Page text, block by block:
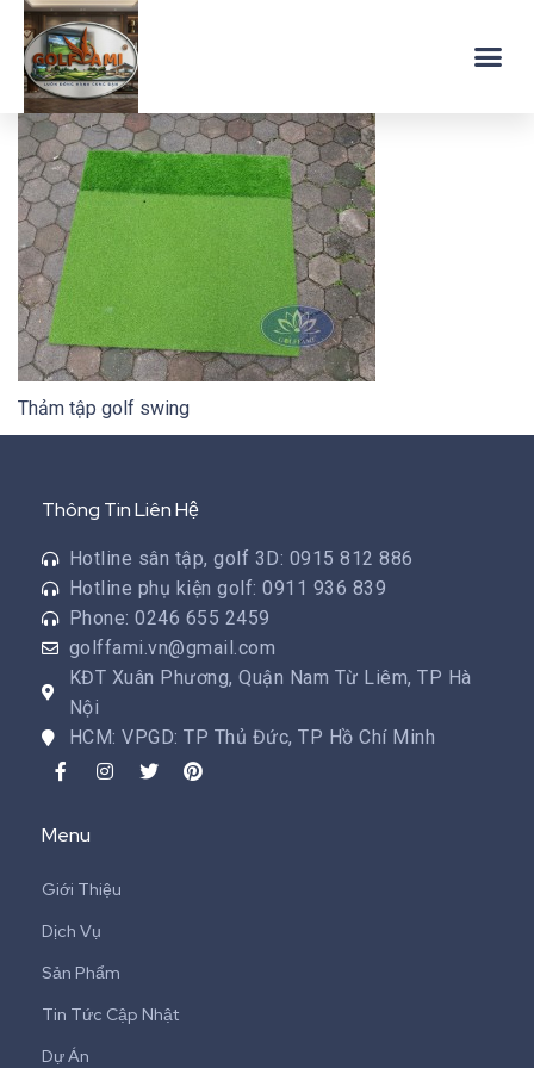
Thảm tập golf swing
Thông Tin Liên Hệ
Hotline sân tập, golf 3D: 0915 812 886
Hotline phụ kiện golf: 0911 936 839
Phone: 0246 655 2459
golffami.vn@gmail.com
KĐT Xuân Phương, Quận Nam Từ Liêm, TP Hà
Nội
HCM: VPGD: TP Thủ Đức, TP Hồ Chí Minh
Menu
Giới Thiệu
Dịch Vụ
Sản Phẩm
Tin Tức Cập Nhật
Dự Án